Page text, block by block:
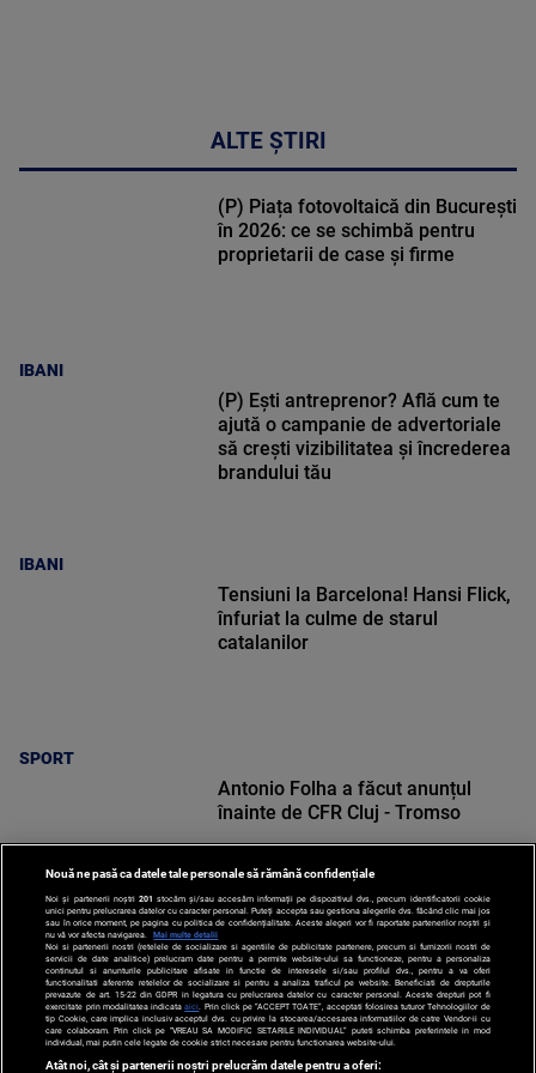
ALTE ȘTIRI
IBANI
(P) Piața fotovoltaică din București
în 2026: ce se schimbă pentru
proprietarii de case și firme
IBANI
(P) Ești antreprenor? Află cum te
ajută o campanie de advertoriale
să crești vizibilitatea și încrederea
brandului tău
SPORT
Tensiuni la Barcelona! Hansi Flick,
înfuriat la culme de starul
catalanilor
SPORT
Antonio Folha a făcut anunțul
înainte de CFR Cluj - Tromso
Nouă ne pasă ca datele tale personale să rămână confidențiale
Noi și partenerii noștri 201 stocăm și/sau accesăm informații pe dispozitivul dvs., precum identificatorii cookie
unici pentru prelucrarea datelor cu caracter personal. Puteți accepta sau gestiona alegerile dvs. făcând clic mai jos
sau în orice moment, pe pagina cu politica de confidențialitate. Aceste alegeri vor fi raportate partenerilor noștri și
nu vă vor afecta navigarea.
Mai multe detalii
Noi si partenerii nostri (retelele de socializare si agentiile de publicitate partenere, precum si furnizorii nostri de
servicii de date analitice) prelucram date pentru a permite website-ului sa functioneze, pentru a personaliza
continutul si anunturile publicitare afisate in functie de interesele si/sau profilul dvs., pentru a va oferi
functionalitati aferente retelelor de socializare si pentru a analiza traficul pe website. Beneficiati de drepturile
prevazute de art. 15-22 din GDPR in legatura cu prelucrarea datelor cu caracter personal. Aceste drepturi pot fi
exercitate prin modalitatea indicataaici . Prin click pe “ACCEPT TOATE”, acceptati folosirea tuturor Tehnologiilor de
tip Cookie, care implica inclusiv acceptul dvs. cu privire la stocarea/accesarea informatiilor de catre Vendor-ii cu
care colaboram. Prin click pe “VREAU SA MODIFIC SETARILE INDIVIDUAL” puteti schimba preferintele in mod
individual, mai putin cele legate de cookie strict necesare pentru functionarea website-ului.
Atât noi, cât și partenerii noștri prelucrăm datele pentru a oferi: